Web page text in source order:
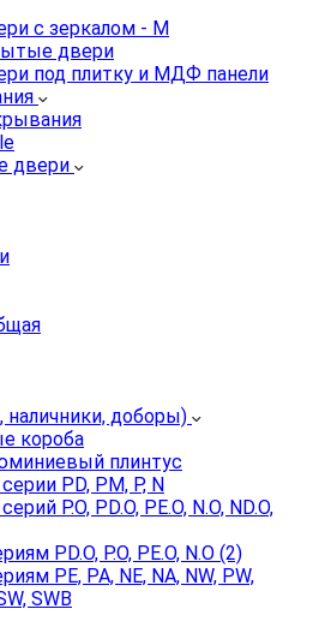
с зеркалом - M
двери
под плитку и МДФ панели
двери
наличники, доборы)
короба
плинтус
PD, PM, P, N
P.O, PD.O, PE.O, N.O, ND.O,
PD.O, P.O, PE.O, N.O (2)
PE, PA, NE, NA, NW, PW,
SWB